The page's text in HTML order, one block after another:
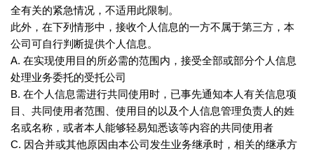
全有关的紧急情况，不适用此限制。
此外，在下列情形中，接收个人信息的一方不属于第三方，本
公司可自行判断提供个人信息。
A. 在实现使用目的所必需的范围内，接受全部或部分个人信息
处理业务委托的受托公司
B. 在个人信息需进行共同使用时，已事先通知本人有关信息项
目、共同使用者范围、使用目的以及个人信息管理负责人的姓
名或名称，或者本人能够轻易知悉该等内容的共同使用者
C. 因合并或其他原因由本公司发生业务继承时，相关的继承方